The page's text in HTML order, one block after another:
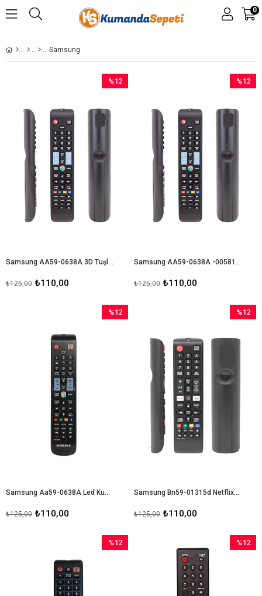
0
Samsung
Samsung AA59-0638A 3D Tuşlu Lcd-Led Tv Kumandası
₺110,00
₺125,00
%12
%12İndirim
Samsung AA59-0638A -005814 3D Tuşlu Lcd-Led Tv Kumandası
₺110,00
₺125,00
%12
Samsung Aa59-0638A Led Kumanda
₺110,00
₺125,00
%12
Samsung Bn59-01315d Netflix-Amazon Prime Tuşlu Lcd-Led Tv Kumanda
₺110,00
₺125,00
%12
%12
%12